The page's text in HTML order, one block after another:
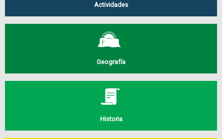
Actividades
Geografía
Historia